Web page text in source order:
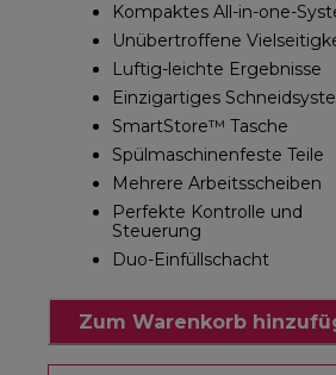
Kompaktes All-in-one-
Unübertroffene
Luftig-leichte Ergebnisse
Einzigartiges
SmartStore™ Tasche
Spülmaschinenfeste Teile
Mehrere Arbeitsscheiben
Perfekte Kontrolle und
Steuerung
Duo-Einfüllschacht
Zum Warenkorb